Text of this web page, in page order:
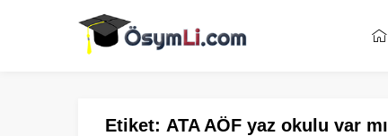
Etiket: ATA AÖF yaz okulu var mı